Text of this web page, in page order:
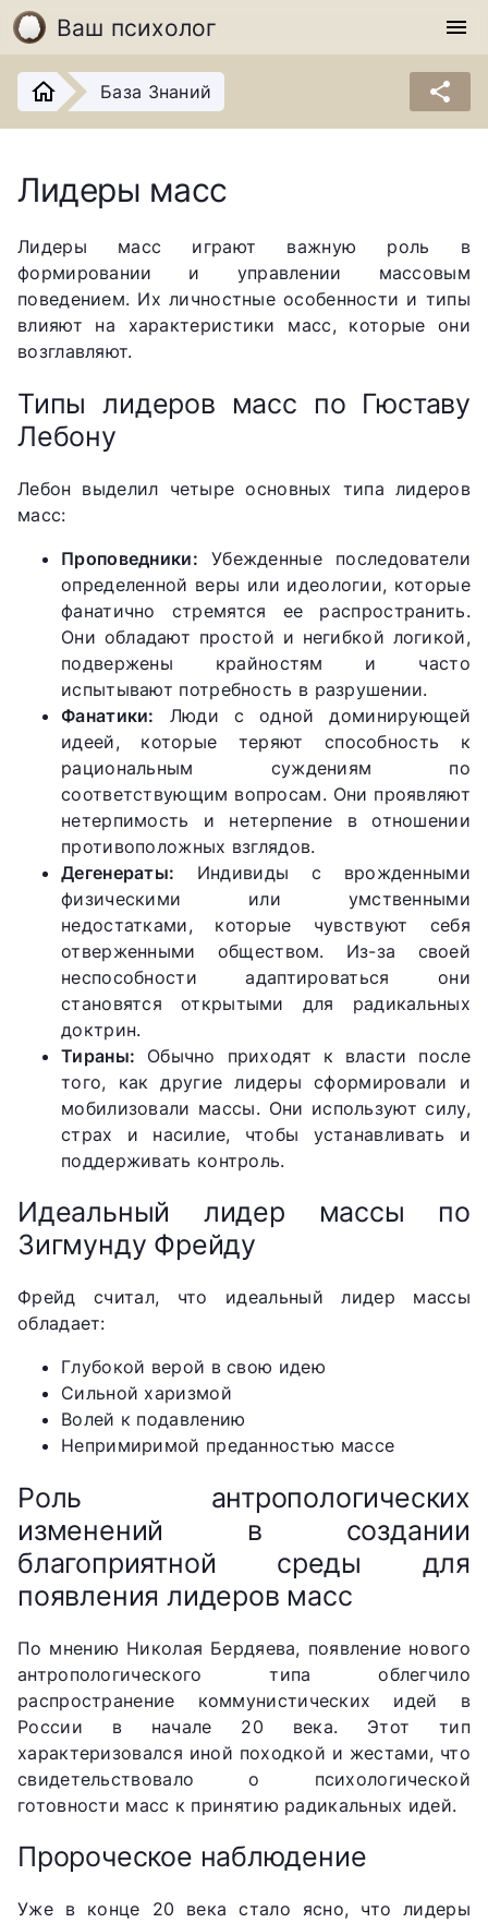
Ваш психолог menu
База Знаний share
Лидеры масс
Лидеры масс играют важную роль в
формировании и управлении массовым
поведением. Их личностные особенности и типы
влияют на характеристики масс, которые они
возглавляют.
Типы лидеров масс по Гюставу
Лебону
Лебон выделил четыре основных типа лидеров
масс:
Проповедники: Убежденные последователи
определенной веры или идеологии, которые
фанатично стремятся ее распространить.
Они обладают простой и негибкой логикой,
подвержены крайностям и часто
испытывают потребность в разрушении.
Фанатики: Люди с одной доминирующей
идеей, которые теряют способность к
рациональным суждениям по
соответствующим вопросам. Они проявляют
нетерпимость и нетерпение в отношении
противоположных взглядов.
Дегенераты: Индивиды с врожденными
физическими или умственными
недостатками, которые чувствуют себя
отверженными обществом. Из-за своей
неспособности адаптироваться они
становятся открытыми для радикальных
доктрин.
Тираны: Обычно приходят к власти после
того, как другие лидеры сформировали и
мобилизовали массы. Они используют силу,
страх и насилие, чтобы устанавливать и
поддерживать контроль.
Идеальный лидер массы по
Зигмунду Фрейду
Фрейд считал, что идеальный лидер массы
обладает:
Глубокой верой в свою идею
Сильной харизмой
Волей к подавлению
Непримиримой преданностью массе
Роль антропологических
изменений в создании
благоприятной среды для
появления лидеров масс
По мнению Николая Бердяева, появление нового
антропологического типа облегчило
распространение коммунистических идей в
России в начале 20 века. Этот тип
характеризовался иной походкой и жестами, что
свидетельствовало о психологической
готовности масс к принятию радикальных идей.
Пророческое наблюдение
Уже в конце 20 века стало ясно, что лидеры